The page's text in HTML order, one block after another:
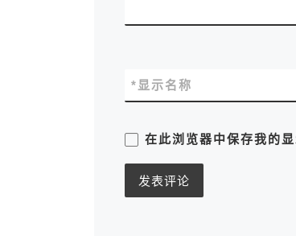
显示名称
*
在此浏览器中保存我的